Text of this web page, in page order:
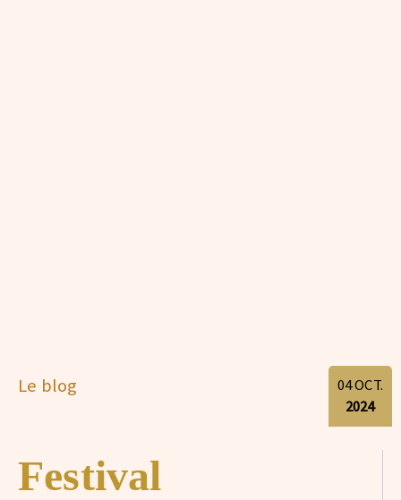
Le blog 04OCT.
2024
Festival